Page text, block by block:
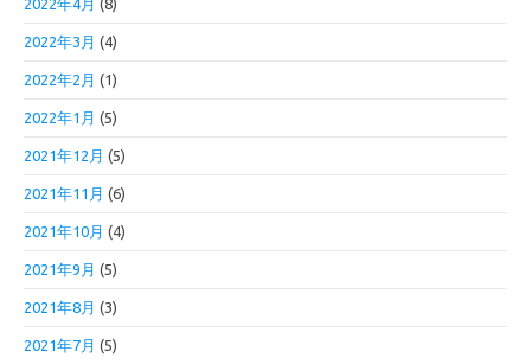
2022年4月 (8)
2022年3月 (4)
2022年2月 (1)
2022年1月 (5)
2021年12月 (5)
2021年11月 (6)
2021年10月 (4)
2021年9月 (5)
2021年8月 (3)
2021年7月 (5)